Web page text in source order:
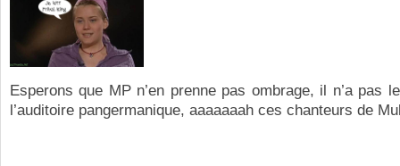
Esperons que MP n’en prenne pas ombrage, il n’a pas
l’auditoire pangermanique, aaaaaaah ces chanteurs de